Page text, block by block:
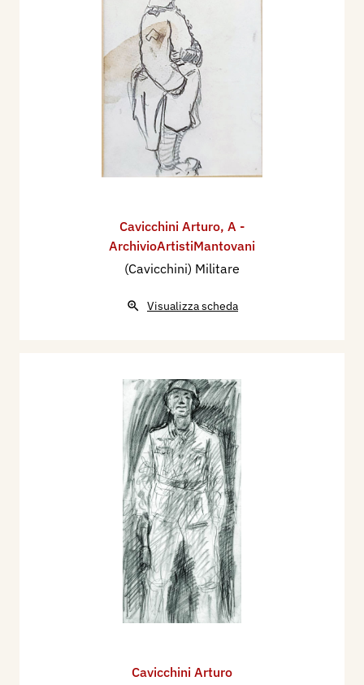
Cavicchini Arturo, A -
ArchivioArtistiMantovani
(Cavicchini) Militare
Visualizza scheda
Cavicchini Arturo